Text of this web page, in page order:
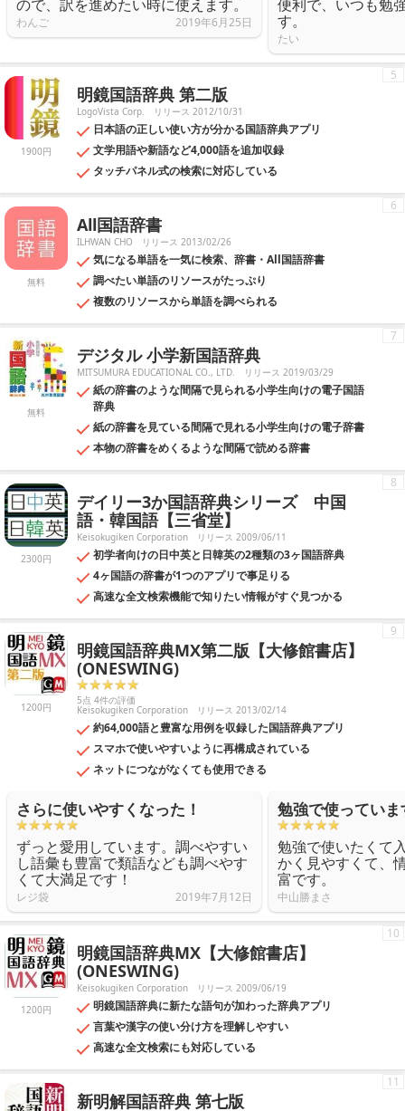
ので、訳を進めたい時に使えます。
わんご 2019年6月25日
便利で、いつも勉
す。
たい
1900円
明鏡国語辞典 第二版
LogoVista Corp. リリース 2012/10/31
日本語の正しい使い方が分かる国語辞典アプリ
文学用語や新語など4,000語を追加収録
タッチパネル式の検索に対応している
5
無料
All国語辞書
ILHWAN CHO リリース 2013/02/26
気になる単語を一気に検索、辞書・All国語辞書
調べたい単語のリソースがたっぷり
複数のリソースから単語を調べられる
6
無料
デジタル 小学新国語辞典
MITSUMURA EDUCATIONAL CO., LTD. リリース 2019/03/29
紙の辞書のような間隔で見られる小学生向けの電子国語
辞典
紙の辞書を見ている間隔で見れる小学生向けの電子辞書
本物の辞書をめくるような間隔で読める辞書
7
2300円
デイリー3か国語辞典シリーズ 中国
語・韓国語【三省堂】
Keisokugiken Corporation リリース 2009/06/11
初学者向けの日中英と日韓英の2種類の3ヶ国語辞典
4ヶ国語の辞書が1つのアプリで事足りる
高速な全文検索機能で知りたい情報がすぐ見つかる
8
1200円
明鏡国語辞典MX第二版【大修館書店】
(ONESWING)
5点 4件の評価
Keisokugiken Corporation リリース 2013/02/14
約64,000語と豊富な用例を収録した国語辞典アプリ
スマホで使いやすいように再構成されている
ネットにつながなくても使用できる
9
さらに使いやすくなった！
ずっと愛用しています。調べやすい
し語彙も豊富で類語なども調べやす
くて大満足です！
レジ袋 2019年7月12日
勉強で使っていま
勉強で使いたくて
かく見やすくて、
富です。
中山勝まさ
1200円
明鏡国語辞典MX【大修館書店】
(ONESWING)
Keisokugiken Corporation リリース 2009/06/19
明鏡国語辞典に新たな語句が加わった辞典アプリ
言葉や漢字の使い分け方を理解しやすい
高速な全文検索にも対応している
10
新明解国語辞典 第七版
11